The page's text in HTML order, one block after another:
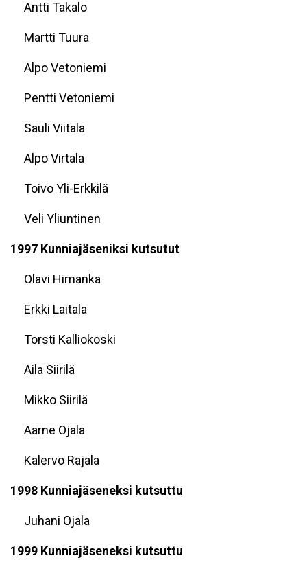
Antti Takalo
Martti Tuura
Alpo Vetoniemi
Pentti Vetoniemi
Sauli Viitala
Alpo Virtala
Toivo Yli-Erkkilä
Veli Yliuntinen
1997 Kunniajäseniksi kutsutut
Olavi Himanka
Erkki Laitala
Torsti Kalliokoski
Aila Siirilä
Mikko Siirilä
Aarne Ojala
Kalervo Rajala
1998 Kunniajäseneksi kutsuttu
Juhani Ojala
1999 Kunniajäseneksi kutsuttu